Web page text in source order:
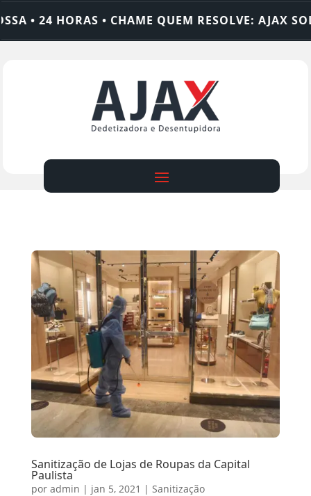
• 24 HORAS • CHAME QUEM RESOLVE: AJAX
Sanitização de Lojas de Roupas da Capital
Paulista
por admin | jan 5, 2021 | Sanitização